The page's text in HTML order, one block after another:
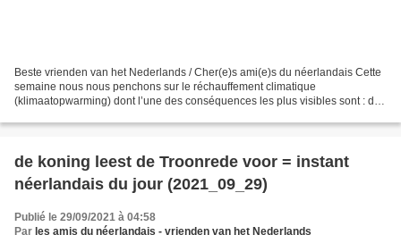
Beste vrienden van het Nederlands / Cher(e)s ami(e)s du néerlandais Cette
semaine nous nous penchons sur le réchauffement climatique
(klimaatopwarming) dont l’une des conséquences les plus visibles sont : de
de koning leest de Troonrede voor = instant
néerlandais du jour (2021_09_29)
Publié le 29/09/2021 à 04:58
Par les amis du néerlandais - vrienden van het Nederlands